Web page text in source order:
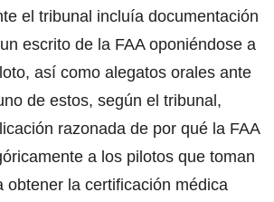
el tribunal incluía documentación
escrito de la FAA oponiéndose a
así como alegatos orales ante
de estos, según el tribunal,
razonada de por qué la FAA
a los pilotos que toman
obtener la certificación médica